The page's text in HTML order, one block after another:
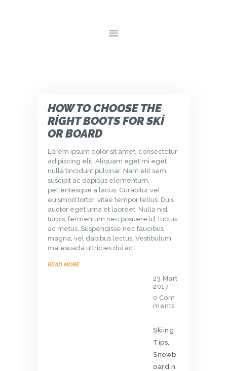
HOW TO CHOOSE THE
RIGHT BOOTS FOR SKI
OR BOARD
Lorem ipsum dolor sit amet, consectetur
adipiscing elit. Aliquam eget mi eget
nulla tincidunt pulvinar. Nam elit sem,
suscipit ac dapibus elementum,
pellentesque a lacus. Curabitur vel
euismod tortor, vitae tempor tellus. Duis
auctor eget urna et laoreet. Nulla nisl
turpis, fermentum nec posuere id, luctus
ac metus. Suspendisse nec faucibus
magna, vel dapibus lectus. Vestibulum
malesuada ultricies dui ac…
READ MORE
23 Mart
2017
0 Com
ments
Skiing
Tips
Snowb
oardin